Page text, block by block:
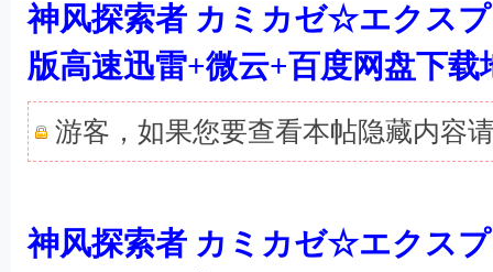
神风探索者 カミカゼ☆エクス
版高速迅雷+微云+百度网盘下载
游客，如果您要查看本帖隐藏内容
神风探索者 カミカゼ☆エクス